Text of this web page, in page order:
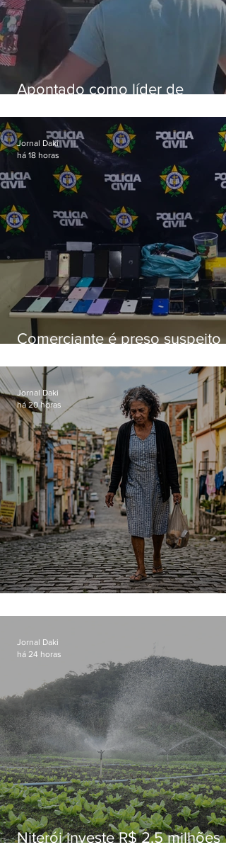
Apontado como líder de
aposentados é preso
Comerciante é preso suspeito
loja
Jornal Daki
há 18 horas
Jornal Daki
há 20 horas
Niterói investe R$ 2,5 milhões
Jornal Daki
há 24 horas